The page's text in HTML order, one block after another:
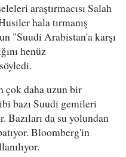
araştırmacısı Salah
hala tırmanış
"Suudi Arabistan'a karşı
henüz
çok daha uzun bir
bazı Suudi gemileri
Bazıları da su yolundan
Bloomberg'in